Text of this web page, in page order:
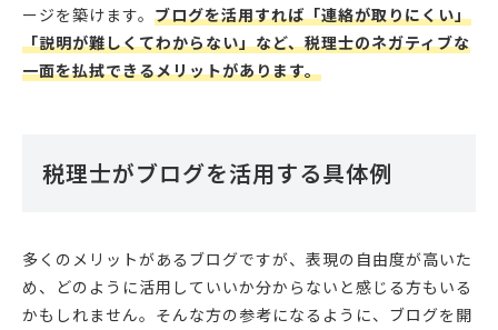
ージを築けます。 ブログを活用すれば「連絡が取りにくい」
「説明が難しくてわからない」など、税理士のネガティブな
一面を払拭できるメリットがあります。
税理士がブログを活用する具体例
多くのメリットがあるブログですが、表現の自由度が高いた
め、どのように活用していいか分からないと感じる方もいる
かもしれません。そんな方の参考になるように、ブログを開